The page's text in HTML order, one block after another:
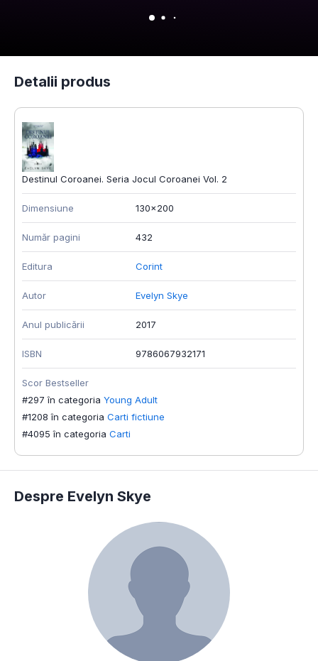
Detalii produs
Destinul Coroanei. Seria Jocul Coroanei Vol. 2
Dimensiune 130x200
Număr pagini 432
Editura Corint
Autor Evelyn Skye
Anul publicării 2017
ISBN 9786067932171
Scor Bestseller
#297 în categoria Young Adult
#1208 în categoria Carti fictiune
#4095 în categoria Carti
Despre Evelyn Skye